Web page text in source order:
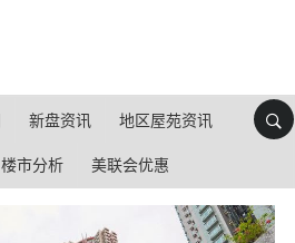
新盘资讯 地区屋苑资讯
楼市分析 美联会优惠